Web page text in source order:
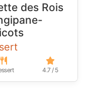
des Rois
4.7 / 5